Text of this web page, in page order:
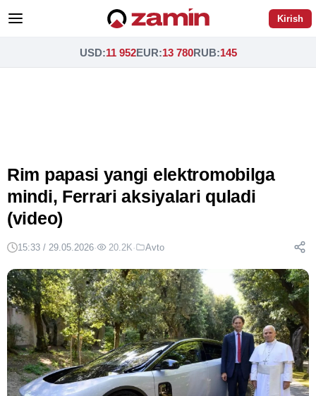
Kirish
USD:11 952EUR:13 780RUB:145
Rim papasi yangi elektromobilga
mindi, Ferrari aksiyalari quladi
(video)
15:33 / 29.05.2026· 20.2K· Avto